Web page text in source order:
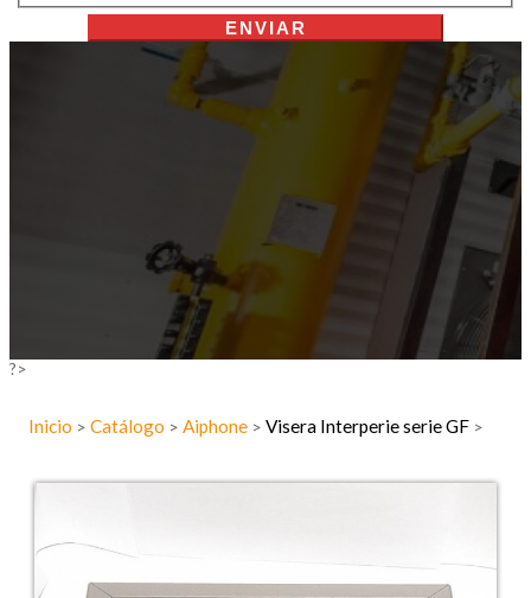
ENVIAR
?>
Inicio > Catálogo > Aiphone > Visera Interperie serie GF >